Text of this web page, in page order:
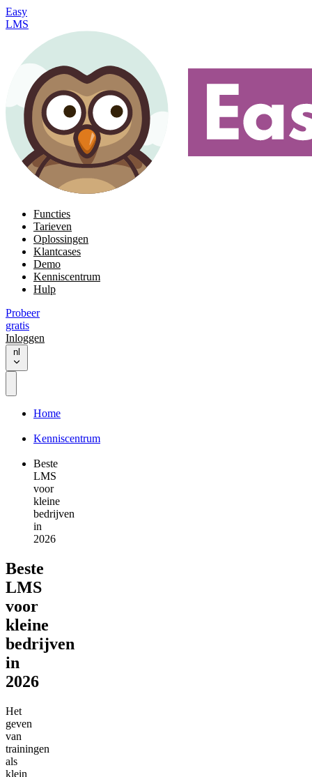
Easy
LMS
Functies
Tarieven
Oplossingen
Klantcases
Demo
Kenniscentrum
Hulp
Probeer
gratis
Inloggen
nl
Home
Kenniscentrum
Beste
LMS
voor
kleine
bedrijven
in
2026
Beste
LMS
voor
kleine
bedrijven
in
2026
Het
geven
van
trainingen
als
klein